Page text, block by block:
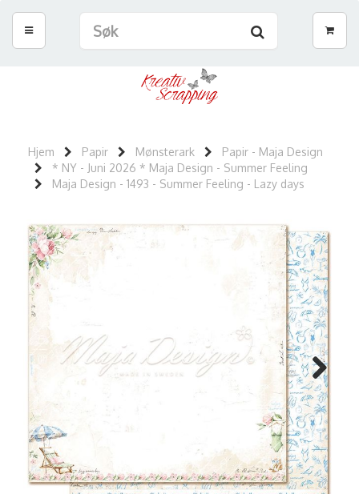
Hjem Papir Mønsterark
Papir - Maja Design
* NY - Juni 2026 * Maja Design - Summer Feeling
Maja Design - 1493 - Summer Feeling - Lazy days
Next